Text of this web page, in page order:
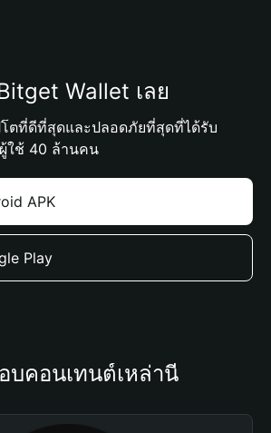
Wallet เลย
ตที่ดีที่สุดและปลอดภัยที่สุดที่ได้รับ
ใช้ 40 ล้านคน
APK
Play
คอนเทนต์เหล่านี้